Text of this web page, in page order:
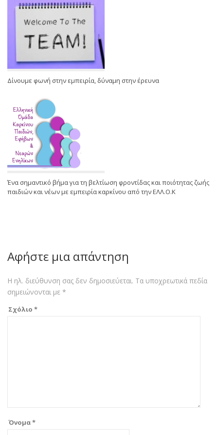
Δίνουμε φωνή στην εμπειρία, δύναμη στην έρευνα
Ένα σημαντικό βήμα για τη βελτίωση φροντίδας και ποιότητας ζωής
παιδιών και νέων με εμπειρία καρκίνου από την ΕΛΛ.Ο.Κ
Αφήστε μια απάντηση
Η ηλ. διεύθυνση σας δεν δημοσιεύεται. Τα υποχρεωτικά πεδία
σημειώνονται με *
Σχόλιο *
Όνομα*